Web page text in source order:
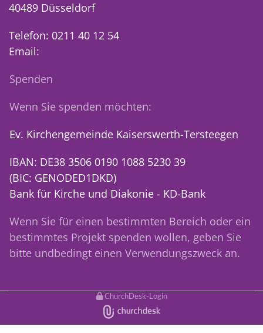
40489 Düsseldorf
Telefon: 0211 40 12 54
Email:
Spenden
Wenn Sie spenden möchten:
Ev. Kirchengemeinde Kaiserswerth-Tersteegen
IBAN: DE38 3506 0190 1088 5230 39
(BIC: GENODED1DKD)
Bank für Kirche und Diakonie - KD-Bank
Wenn Sie für einen bestimmten Bereich oder ein
bestimmtes Projekt spenden wollen, geben Sie
bitte undbedingt einen Verwendungszweck an.
ChurchDesk-Login